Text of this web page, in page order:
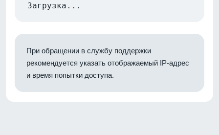
Загрузка...
При обращении в службу поддержки
рекомендуется указать отображаемый IP-адрес
и время попытки доступа.